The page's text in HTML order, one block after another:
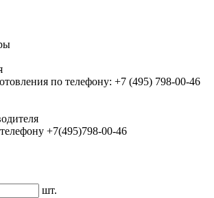
по телефону: +7 (495) 798-00-46
+7(495)798-00-46
шт.